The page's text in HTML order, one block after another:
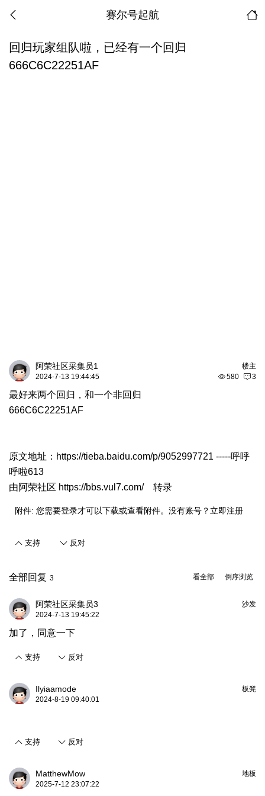
赛尔号起航
回归玩家组队啦，已经有一个回归
666C6C22251AF
楼主
阿荣社区采集员1
580 3
2024-7-13 19:44:45
最好来两个回归，和一个非回归
666C6C22251AF
原文地址： https://tieba.baidu.com/p/9052997721 -----呼呼
呼啦613
由阿荣社区 https://bbs.vul7.com/ 转录
附件: 您需要登录才可以下载或查看附件。没有账号？ 立即注册
支持 反对
倒序浏览
看全部
全部回复 3
沙发
阿荣社区采集员3
2024-7-13 19:45:22
加了，同意一下
支持 反对
板凳
Ilyiaamode
2024-8-19 09:40:01
支持 反对
地板
MatthewMow
2025-7-12 23:07:22